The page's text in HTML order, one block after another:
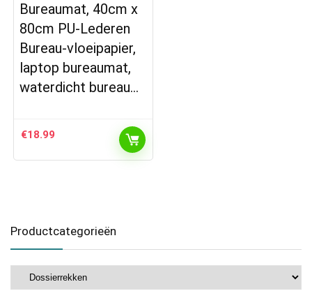
Bureaumat, 40cm x
80cm PU-Lederen
Bureau-vloeipapier,
laptop bureaumat,
waterdicht bureau…
€18.99
Productcategorieën